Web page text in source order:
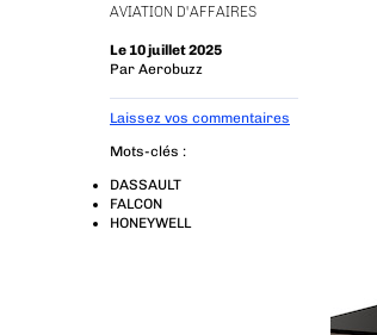
AVIATION D'AFFAIRES
Le 10 juillet 2025
Par Aerobuzz
Laissez vos commentaires
Mots-clés :
DASSAULT
FALCON
HONEYWELL